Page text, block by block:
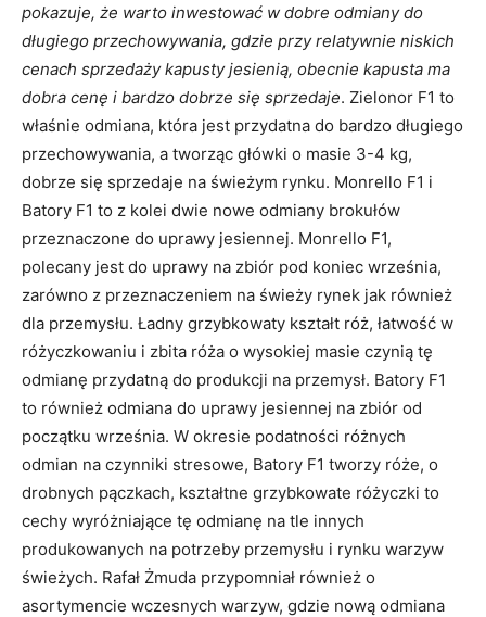
pokazuje, że warto inwestować w dobre odmiany do
długiego przechowywania, gdzie przy relatywnie niskich
cenach sprzedaży kapusty jesienią, obecnie kapusta ma
dobra cenę i bardzo dobrze się sprzedaje. Zielonor F1 to
właśnie odmiana, która jest przydatna do bardzo długiego
przechowywania, a tworząc główki o masie 3-4 kg,
dobrze się sprzedaje na świeżym rynku. Monrello F1 i
Batory F1 to z kolei dwie nowe odmiany brokułów
przeznaczone do uprawy jesiennej. Monrello F1,
polecany jest do uprawy na zbiór pod koniec września,
zarówno z przeznaczeniem na świeży rynek jak również
dla przemysłu. Ładny grzybkowaty kształt róż, łatwość w
różyczkowaniu i zbita róża o wysokiej masie czynią tę
odmianę przydatną do produkcji na przemysł. Batory F1
to również odmiana do uprawy jesiennej na zbiór od
początku września. W okresie podatności różnych
odmian na czynniki stresowe, Batory F1 tworzy róże, o
drobnych pączkach, kształtne grzybkowate różyczki to
cechy wyróżniające tę odmianę na tle innych
produkowanych na potrzeby przemysłu i rynku warzyw
świeżych. Rafał Żmuda przypomniał również o
asortymencie wczesnych warzyw, gdzie nową odmiana